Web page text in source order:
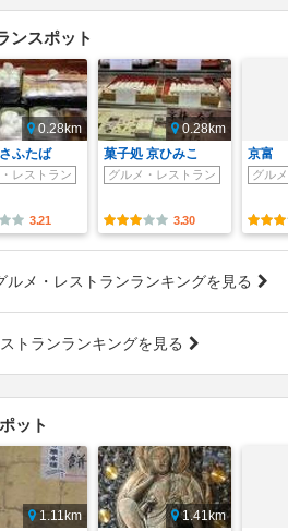
ンスポット
0.28km
ふたば
レストラン
3.21
0.28km
菓子処 京ひみこ
グルメ・レストラン
3.30
京富
グル
ルメ・レストランランキングを見る
トランランキングを見る
ット
1.11km
1.41km